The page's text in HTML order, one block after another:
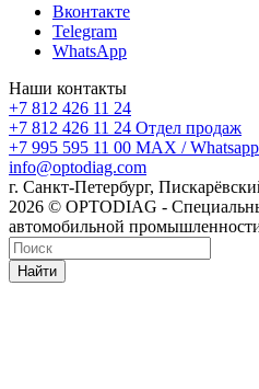
Вконтакте
Telegram
WhatsApp
Наши контакты
+7 812 426 11 24
+7 812 426 11 24 Отдел продаж
+7 995 595 11 00 MAX /
info@optodiag.com
г. Санкт-Петербург,
2026 © OPTODIAG -
автомобильной
Найти